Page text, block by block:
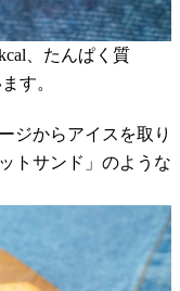
、たんぱく質
す。
ジからアイスを取り
トサンド」のような